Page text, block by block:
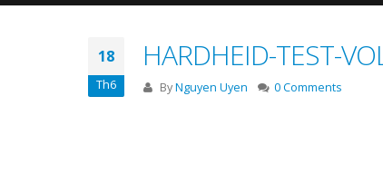
18
Th6
HARDHEID-TEST-
ByNguyen Uyen 0 Comments